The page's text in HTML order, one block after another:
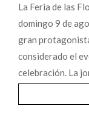
La Feria de las
domingo 9 de
gran
considerado el
celebración. La